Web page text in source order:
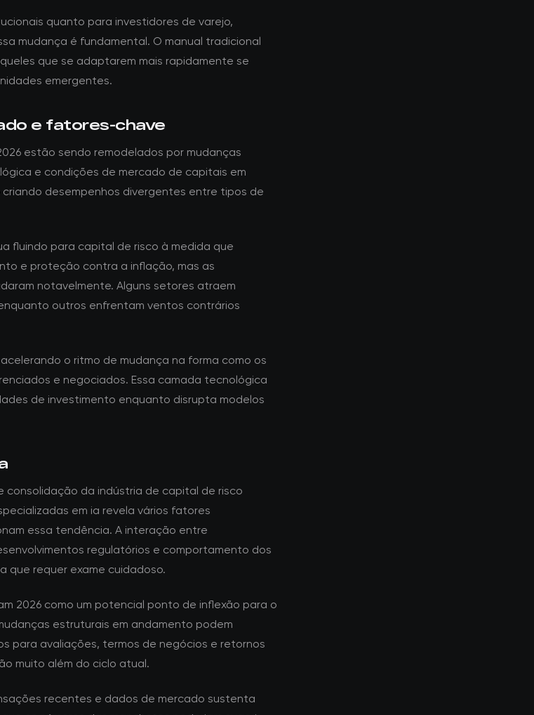
quanto para investidores de varejo,
mudança é fundamental. O manual tradicional
que se adaptarem mais rapidamente se
emergentes.
e fatores-chave
estão sendo remodelados por mudanças
e condições de mercado de capitais em
desempenhos divergentes entre tipos de
fluindo para capital de risco à medida que
e proteção contra a inflação, mas as
notavelmente. Alguns setores atraem
outros enfrentam ventos contrários
o ritmo de mudança na forma como os
e negociados. Essa camada tecnológica
de investimento enquanto disrupta modelos
consolidação da indústria de capital de risco
em ia revela vários fatores
essa tendência. A interação entre
regulatórios e comportamento dos
que requer exame cuidadoso.
2026 como um potencial ponto de inflexão para o
estruturais em andamento podem
para avaliações, termos de negócios e retornos
muito além do ciclo atual.
recentes e dados de mercado sustenta